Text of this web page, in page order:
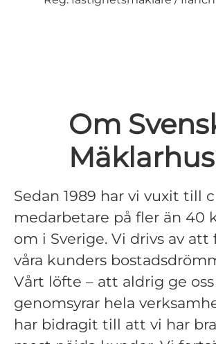
Om
Sedan 1989 har vi vuxit till
medarbetare på fler än 40
om i Sverige. Vi drivs av att
våra kunders
Vårt löfte – att aldrig ge oss
genomsyrar hela
har bidragit till att vi har